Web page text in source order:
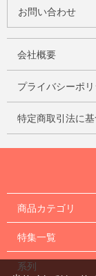
お問い合わせ
会社概要
プライバシーポ
特定商取引法に
商品カテゴリ
特集一覧
系列